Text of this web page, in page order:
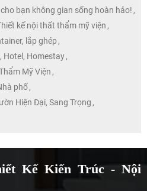
bạn không gian sống hoàn hảo! ,
kế nội thất thẩm mỹ viện ,
lắp ghép ,
Hotel, Homestay,
Mỹ Viện ,
phố,
Hiện Đại, Sang Trọng ,
Kế Kiến Trúc - Nội